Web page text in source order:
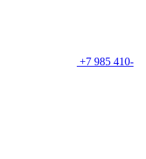
+7 985 410-